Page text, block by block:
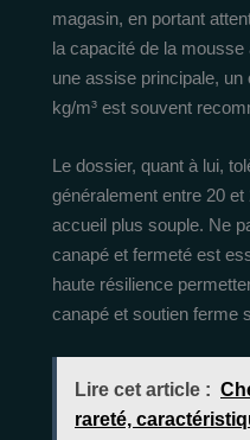
magasin, en portant
la capacité de la
une assise principale, un
kg/m³ est souvent
Le dossier, quant à lui,
généralement entre 20
accueil plus souple. Ne
canapé et fermeté est
haute résilience
canapé et soutien ferme
Lire cet article :
rareté,